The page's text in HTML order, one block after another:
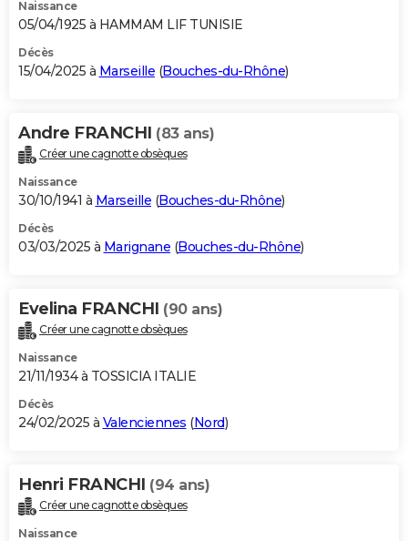
Naissance
05/04/1925 à HAMMAM LIF TUNISIE
Décès
15/04/2025 à Marseille (Bouches-du-Rhône)
Andre FRANCHI (83 ans)
Créer une cagnotte obsèques
Naissance
30/10/1941 à Marseille (Bouches-du-Rhône)
Décès
03/03/2025 à Marignane (Bouches-du-Rhône)
Evelina FRANCHI (90 ans)
Créer une cagnotte obsèques
Naissance
21/11/1934 à TOSSICIA ITALIE
Décès
24/02/2025 à Valenciennes (Nord)
Henri FRANCHI (94 ans)
Créer une cagnotte obsèques
Naissance